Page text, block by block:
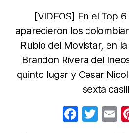
[VIDEOS] En el Top
aparecieron los
Rubio del Movistar, en
Brandon Rivera del
quinto lugar y Cesar
sexta
F T